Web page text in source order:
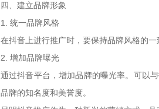
四、建立品牌形象
1. 统一品牌风格
在抖音上进行推广时，要保持品牌风格的
2. 增加品牌曝光
通过抖音平台，增加品牌的曝光率。可以
品牌的知名度和美誉度。